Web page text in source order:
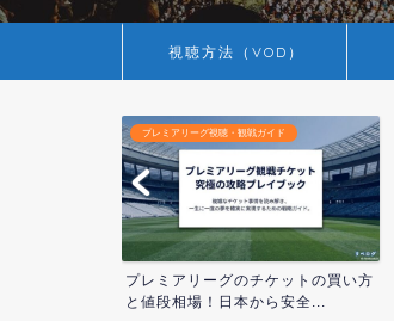
視聴方法（VOD）
プレミアリーグ視聴・観戦ガイド
プレミアリーグのチケットの買い方
と値段相場！日本から安全...